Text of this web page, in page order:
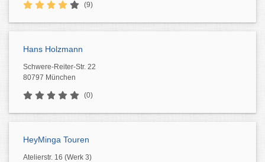
(9)
Hans Holzmann
Schwere-Reiter-Str. 22
80797 München
(0)
HeyMinga Touren
Atelierstr. 16 (Werk 3)